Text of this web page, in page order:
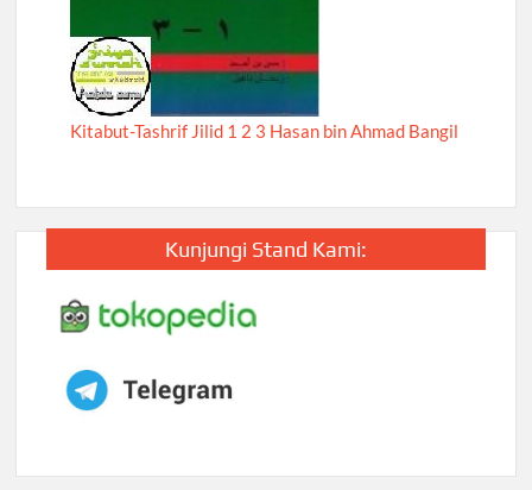
Kitabut-Tashrif Jilid 1 2 3 Hasan bin Ahmad Bangil
Kunjungi Stand Kami: